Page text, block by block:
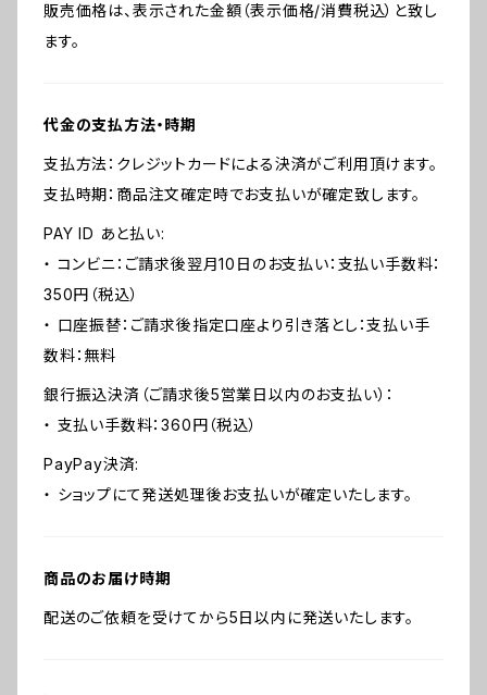
販売価格は、表示された金額（表示価格/消費税込）と致し
ます。
代金の支払方法・時期
支払方法：クレジットカードによる決済がご利用頂けます。
支払時期：商品注文確定時でお支払いが確定致します。
PAY ID あと払い:
・ コンビニ：ご請求後翌月10日のお支払い：支払い手数料：
350円（税込）
・ 口座振替：ご請求後指定口座より引き落とし：支払い手
数料：無料
銀行振込決済（ご請求後5営業日以内のお支払い）：
・ 支払い手数料：360円（税込）
PayPay決済:
・ ショップにて発送処理後お支払いが確定いたします。
商品のお届け時期
配送のご依頼を受けてから5日以内に発送いたします。